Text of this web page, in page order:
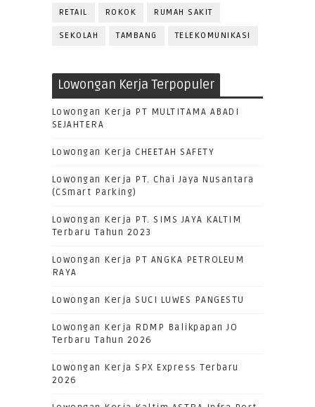
RETAIL ROKOK RUMAH SAKIT
SEKOLAH TAMBANG TELEKOMUNIKASI
Lowongan Kerja Terpopuler
Lowongan Kerja PT MULTITAMA ABADI
SEJAHTERA
Lowongan Kerja CHEETAH SAFETY
Lowongan Kerja PT. Chai Jaya Nusantara
(CSmart Parking)
Lowongan Kerja PT. SIMS JAYA KALTIM
Terbaru Tahun 2023
Lowongan Kerja PT ANGKA PETROLEUM
RAYA
Lowongan Kerja SUCI LUWES PANGESTU
Lowongan Kerja RDMP Balikpapan JO
Terbaru Tahun 2026
Lowongan Kerja SPX Express Terbaru
2026